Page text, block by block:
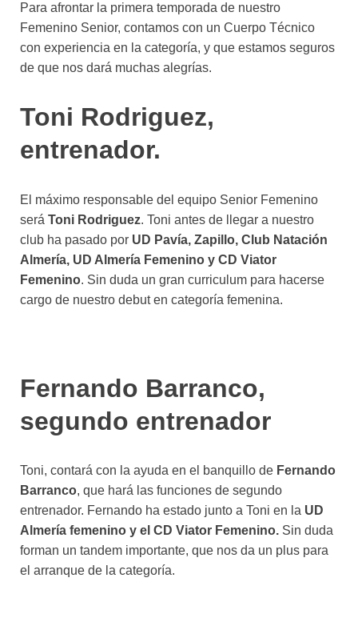
Para afrontar la primera temporada de nuestro
Femenino Senior, contamos con un Cuerpo Técnico
con experiencia en la categoría, y que estamos seguros
de que nos dará muchas alegrías.
Toni Rodriguez,
entrenador.
El máximo responsable del equipo Senior Femenino
será Toni Rodriguez. Toni antes de llegar a nuestro
club ha pasado por UD Pavía, Zapillo, Club Natación
Almería, UD Almería Femenino y CD Viator
Femenino. Sin duda un gran curriculum para hacerse
cargo de nuestro debut en categoría femenina.
Fernando Barranco,
segundo entrenador
Toni, contará con la ayuda en el banquillo de Fernando
Barranco, que hará las funciones de segundo
entrenador. Fernando ha estado junto a Toni en la UD
Almería femenino y el CD Viator Femenino. Sin duda
forman un tandem importante, que nos da un plus para
el arranque de la categoría.